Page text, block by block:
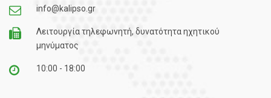
info@kalipso.gr
Λειτουργία τηλεφωνητή, δυνατότητα ηχητικού
μηνύματος
10:00 - 18:00